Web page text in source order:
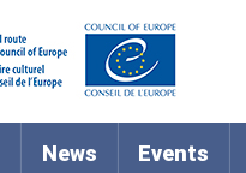
News Events